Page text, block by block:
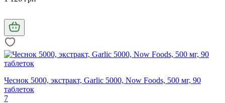
Чеснок 5000, экстракт, Garlic 5000, Now Foods, 500 мг, 90
таблеток
7